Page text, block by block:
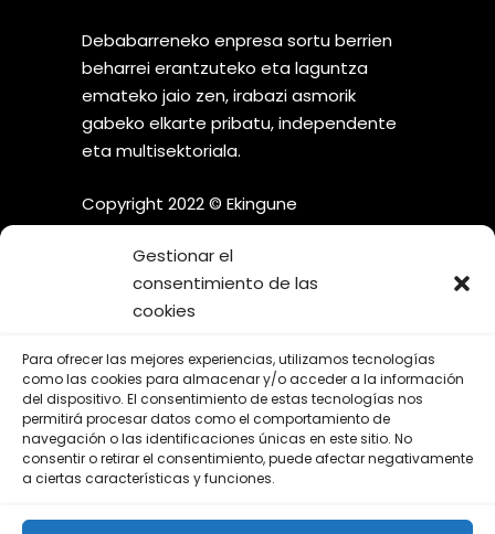
Gestionar el
consentimiento de las
cookies
Para ofrecer las mejores experiencias, utilizamos tecnologías
como las cookies para almacenar y/o acceder a la información
del dispositivo. El consentimiento de estas tecnologías nos
permitirá procesar datos como el comportamiento de
navegación o las identificaciones únicas en este sitio. No
consentir o retirar el consentimiento, puede afectar negativamente
a ciertas características y funciones.
Debabarreneko enpresa sortu berrien
beharrei erantzuteko eta laguntza
emateko jaio zen, irabazi asmorik
gabeko elkarte pribatu, independente
eta multisektoriala.
Copyright 2022 © Ekingune
¡SÍGUENOS EN LAS REDES
SOCIALES!
Aviso Legal